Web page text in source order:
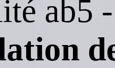
ab5